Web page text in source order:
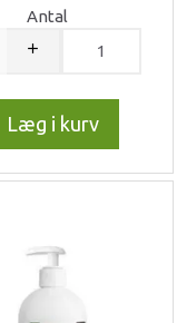
Antal
Læg i kurv